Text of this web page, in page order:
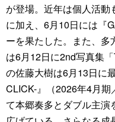
が登場。近年は個人活
に加え、6月10日には『
ーを果たした。また、
は6月12日に2nd写真集
の佐藤大樹は6月13日に
CLICK-』（2026年4月
て本郷奏多とダブル主演